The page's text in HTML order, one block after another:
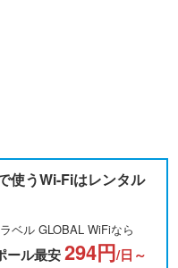
使うWi-Fiはレンタル
ベル GLOBAL WiFiなら
ール最安294円/日～